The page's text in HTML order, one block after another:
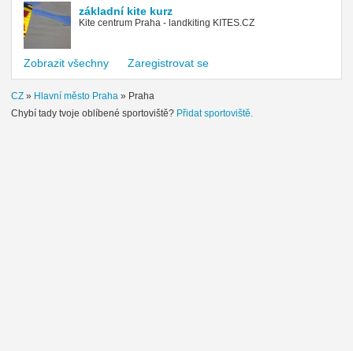
základní kite kurz
Kite centrum Praha - landkiting KITES.CZ
Zobrazit všechny Zaregistrovat se
CZ » Hlavní město Praha » Praha
Chybí tady tvoje oblíbené sportoviště? Přidat sportoviště.